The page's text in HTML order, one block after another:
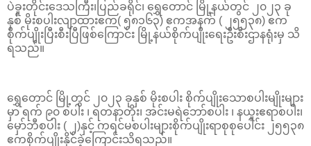
ပဲခူးတိုင်းဒေသကြီး၊ပြည်ခရိုင်၊ ရွှေတောင် မြို့နယ်တွင် ၂၀၂၃ ခု
နှစ် မိုးစပါးလျာထားဧက( ၅၈၁၆၃) ဧကအနက် ( ၂၅၅၃၈) ဧက
စိုက်ပျိုးပြီးစီးပြီဖြစ်ကြောင်း မြို့နယ်စိုက်ပျိုးရေးဦးစီးဌာနရုံးမှ သိ
ရသည်။
ရွှေတောင် မြို့တွင် ၂၀၂၃ ခုနှစ် မိုးစပါး စိုက်ပျိုးသောစပါးမျိုးများ
မှာ ရက် ၉၀ စပါး ၊ ရတနာတိုး၊ အင်းမရဲဘော်စပါး ၊ နယူးဧရာစပါး၊
မှော်ဘီစပါး ( ၂)နှင့် ကရင်မစပါးများစိုက်ပျိုးရာစုစုပေါင်း ၂၅၅၃၈
ဧကစိုက်ပျိုးနိုင်ခဲ့ကြောင်းသိရသည်။